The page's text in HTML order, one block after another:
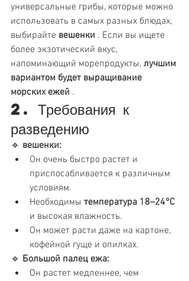
универсальные грибы, которые можно
использовать в самых разных блюдах,
выбирайте вешенки . Если вы ищете
более экзотический вкус,
напоминающий морепродукты, лучшим
вариантом будет выращивание
морских ежей .
2. Требования к
разведению
🔹 вешенки:
Он очень быстро растет и
приспосабливается к различным
условиям.
Необходимы температура 18–24°C
и высокая влажность.
Он может расти даже на картоне,
кофейной гуще и опилках.
🔹 Большой палец ежа:
Он растет медленнее, чем